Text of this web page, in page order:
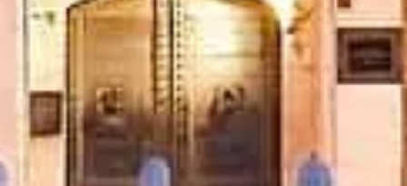
Bezoektijden
Wat te zien
Juridisch
Juridische info
Over ons
Cookiebeleid